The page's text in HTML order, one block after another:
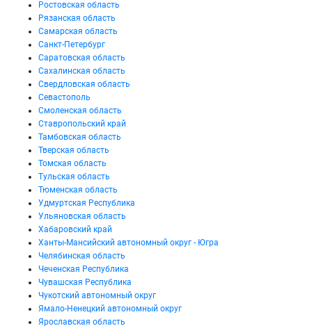
Ростовская область
Рязанская область
Самарская область
Санкт-Петербург
Саратовская область
Сахалинская область
Свердловская область
Севастополь
Смоленская область
Ставропольский край
Тамбовская область
Тверская область
Томская область
Тульская область
Тюменская область
Удмуртская Республика
Ульяновская область
Хабаровский край
Ханты-Мансийский автономный округ - Югра
Челябинская область
Чеченская Республика
Чувашская Республика
Чукотский автономный округ
Ямало-Ненецкий автономный округ
Ярославская область